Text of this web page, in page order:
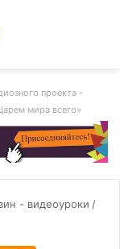
проекта -
мира всего»
- видеоуроки /